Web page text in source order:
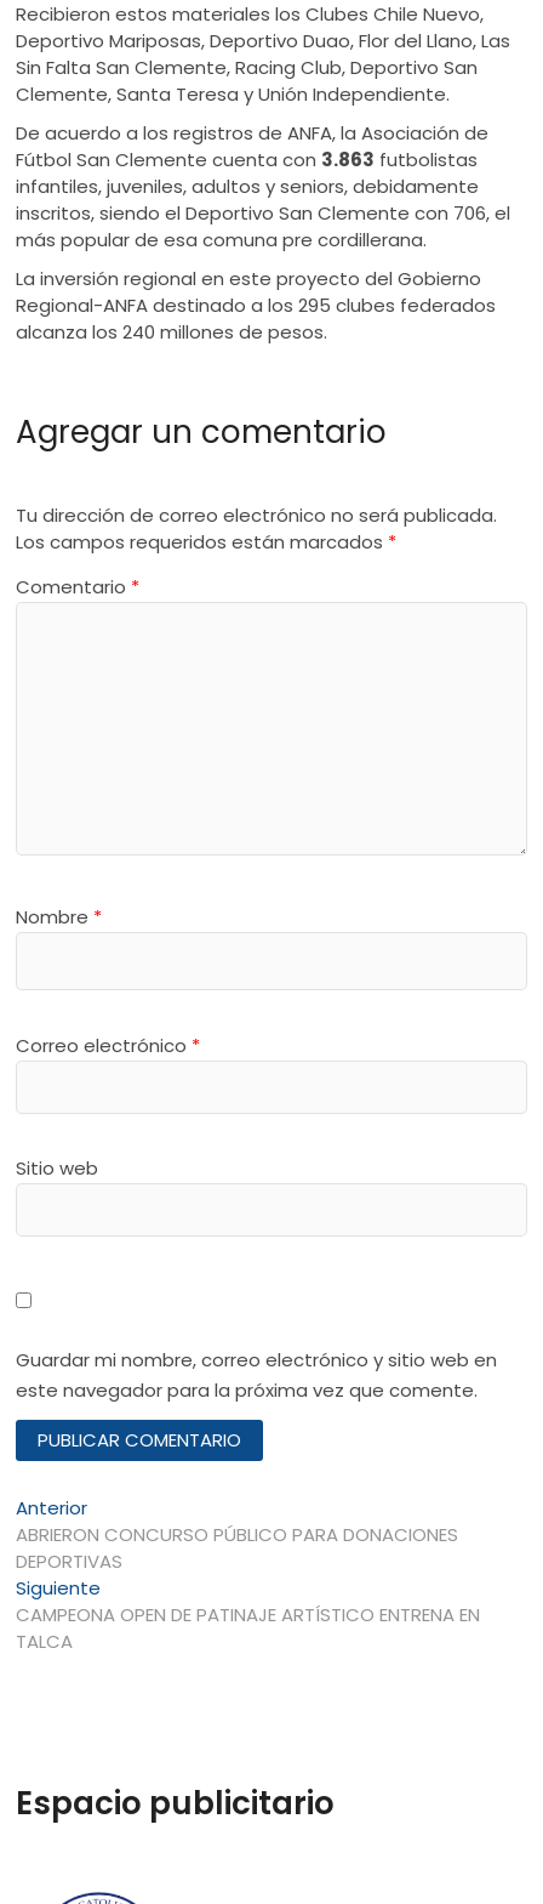
Recibieron estos materiales los Clubes Chile Nuevo,
Deportivo Mariposas, Deportivo Duao, Flor del Llano, Las
Sin Falta San Clemente, Racing Club, Deportivo San
Clemente, Santa Teresa y Unión Independiente.
De acuerdo a los registros de ANFA, la Asociación de
Fútbol San Clemente cuenta con 3.863 futbolistas
infantiles, juveniles, adultos y seniors, debidamente
inscritos, siendo el Deportivo San Clemente con 706, el
más popular de esa comuna pre cordillerana.
La inversión regional en este proyecto del Gobierno
Regional-ANFA destinado a los 295 clubes federados
alcanza los 240 millones de pesos.
Agregar un comentario
Tu dirección de correo electrónico no será publicada.
Los campos requeridos están marcados *
Comentario *
Nombre *
Correo electrónico *
Sitio web
Guardar mi nombre, correo electrónico y sitio web en
este navegador para la próxima vez que comente.
Navegación
de
entradas
AnteriorEntrada
anterior:
ABRIERON CONCURSO PÚBLICO PARA DONACIONES
DEPORTIVAS
Siguiente
siguiente:
CAMPEONA OPEN DE PATINAJE ARTÍSTICO ENTRENA EN
TALCA
Espacio publicitario